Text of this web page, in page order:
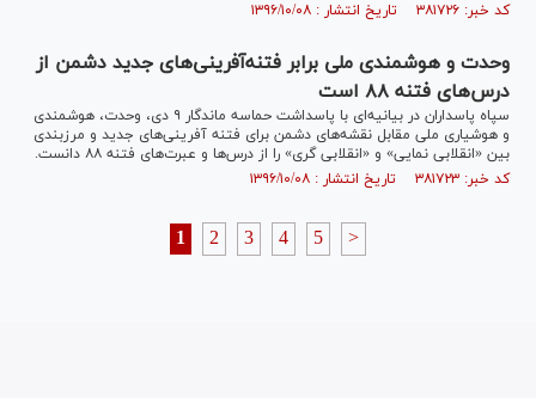
کد خبر: ۳۸۱۷۲۶ تاریخ انتشار : ۱۳۹۶/۱۰/۰۸
وحدت و هوشمندی ملی برابر فتنه‌آفرینی‌های جدید دشمن از
درس‌های فتنه ۸۸ است
سپاه پاسداران در بیانیه‌ای با پاسداشت حماسه ماندگار ۹ دی، وحدت، هوشمندی
و هوشیاری ملی مقابل نقشه‌های دشمن برای فتنه آفرینی‌های جدید و مرزبندی
بین «انقلابی نمایی» و «انقلابی گری» را از درس‌ها و عبرت‌های فتنه ۸۸ دانست.
کد خبر: ۳۸۱۷۲۳ تاریخ انتشار : ۱۳۹۶/۱۰/۰۸
1 2 3 4 5 >